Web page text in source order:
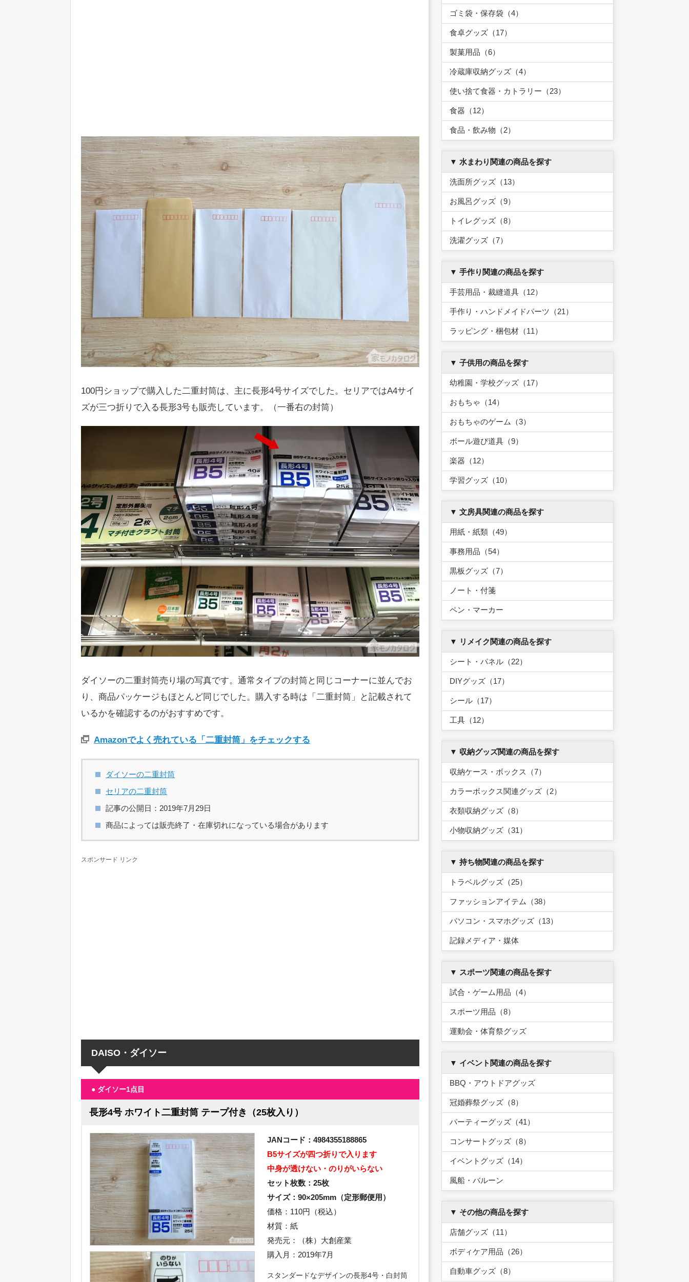
100円ショップで購入した二重封筒は、主に長形4号サイズでした。セリアではA4サイ
ズが三つ折りで入る長形3号も販売しています。（一番右の封筒）
ダイソーの二重封筒売り場の写真です。通常タイプの封筒と同じコーナーに並んでお
り、商品パッケージもほとんど同じでした。購入する時は「二重封筒」と記載されて
いるかを確認するのがおすすめです。
Amazonでよく売れている「二重封筒」をチェックする
ダイソーの二重封筒
セリアの二重封筒
記事の公開日：2019年7月29日
商品によっては販売終了・在庫切れになっている場合があります
スポンサード リンク
DAISO・ダイソー
● ダイソー1点目
長形4号 ホワイト二重封筒 テープ付き（25枚入り）
JANコード：4984355188865
B5サイズが四つ折りで入ります
中身が透けない・のりがいらない
セット枚数：25枚
サイズ：90×205mm（定形郵便用）
価格：110円（税込）
材質：紙
発売元：（株）大創産業
購入月：2019年7月
スタンダードなデザインの長形4号・白封筒
ゴミ袋・保存袋（4）
食卓グッズ（17）
製菓用品（6）
冷蔵庫収納グッズ（4）
使い捨て食器・カトラリー（23）
食器（12）
食品・飲み物（2）
▼ 水まわり関連の商品を探す
洗面所グッズ（13）
お風呂グッズ（9）
トイレグッズ（8）
洗濯グッズ（7）
▼ 手作り関連の商品を探す
手芸用品・裁縫道具（12）
手作り・ハンドメイドパーツ（21）
ラッピング・梱包材（11）
▼ 子供用の商品を探す
幼稚園・学校グッズ（17）
おもちゃ（14）
おもちゃのゲーム（3）
ボール遊び道具（9）
楽器（12）
学習グッズ（10）
▼ 文房具関連の商品を探す
用紙・紙類（49）
事務用品（54）
黒板グッズ（7）
ノート・付箋
ペン・マーカー
▼ リメイク関連の商品を探す
シート・パネル（22）
DIYグッズ（17）
シール（17）
工具（12）
▼ 収納グッズ関連の商品を探す
収納ケース・ボックス（7）
カラーボックス関連グッズ（2）
衣類収納グッズ（8）
小物収納グッズ（31）
▼ 持ち物関連の商品を探す
トラベルグッズ（25）
ファッションアイテム（38）
パソコン・スマホグッズ（13）
記録メディア・媒体
▼ スポーツ関連の商品を探す
試合・ゲーム用品（4）
スポーツ用品（8）
運動会・体育祭グッズ
▼ イベント関連の商品を探す
BBQ・アウトドアグッズ
冠婚葬祭グッズ（8）
パーティーグッズ（41）
コンサートグッズ（8）
イベントグッズ（14）
風船・バルーン
▼ その他の商品を探す
店舗グッズ（11）
ボディケア用品（26）
自動車グッズ（8）